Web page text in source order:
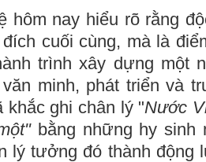
hôm nay hiểu rõ rằng
cuối cùng, mà là
trình xây dựng một
minh, phát triển và
khắc ghi chân lý "Nước
bằng những hy sinh
lý tưởng đó thành động